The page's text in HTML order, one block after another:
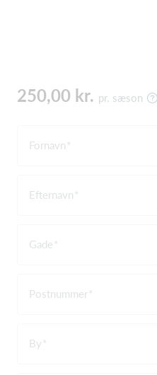
250,00 kr. pr. sæson
Fornavn
Efternavn
Gade
Postnummer
By